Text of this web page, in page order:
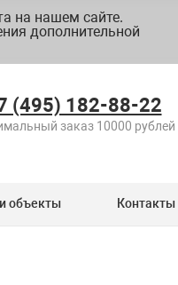
(495) 182-88-22
заказ 10000 рублей
объекты Контакты
на нашем сайте.
дополнительной